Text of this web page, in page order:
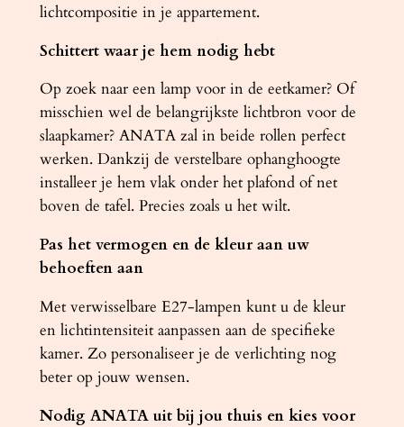
lichtcompositie in je appartement.
Schittert waar je hem nodig hebt
Op zoek naar een lamp voor in de eetkamer? Of
misschien wel de belangrijkste lichtbron voor de
slaapkamer? ANATA zal in beide rollen perfect
werken. Dankzij de verstelbare ophanghoogte
installeer je hem vlak onder het plafond of net
boven de tafel. Precies zoals u het wilt.
Pas het vermogen en de kleur aan uw
behoeften aan
Met verwisselbare E27-lampen kunt u de kleur
en lichtintensiteit aanpassen aan de specifieke
kamer. Zo personaliseer je de verlichting nog
beter op jouw wensen.
Nodig ANATA uit bij jou thuis en kies voor